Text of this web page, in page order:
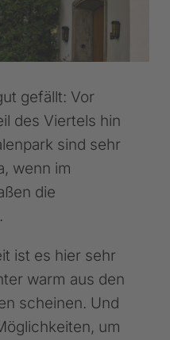
gefällt: Vor
des Viertels hin
sind sehr
wenn im
die
ist es hier sehr
warm aus den
scheinen. Und
um